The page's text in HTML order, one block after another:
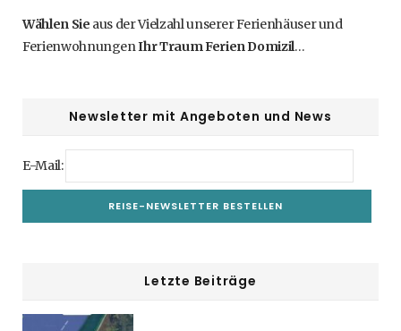
Wählen Sie aus der Vielzahl unserer Ferienhäuser und
FerienwohnungenIhr Traum Ferien Domizil…
Newsletter mit Angeboten und News
E-Mail:
Letzte Beiträge